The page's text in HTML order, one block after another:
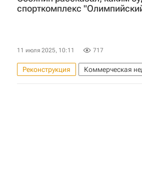
Городское хозяйство Москвы
спорткомплекс
11 июля 2025, 10:11 717
Реконструкция Коммерческая
Европа
Сергей Собянин